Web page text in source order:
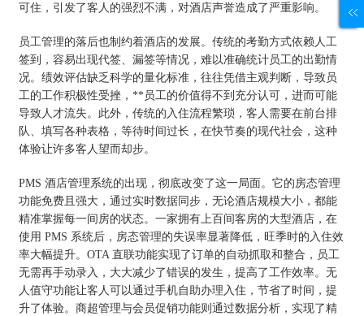
可住，引发了客人的强烈不满，对酒店声誉造成了严重影响。
员工管理的落后也制约着酒店的发展。传统的考勤方式依赖人工
签到，容易出现代签、漏签等情况，难以准确统计员工的出勤情
况。绩效评估缺乏科学的量化标准，往往凭借主观判断，导致员
工的工作积极性受挫，**员工的价值得不到充分认可，进而可能
导致人才流失。此外，传统的入住流程繁琐，客人需要在前台排
队、填写各种表格，等待时间过长，在快节奏的现代社会，这种
体验让许多客人望而却步。
PMS 酒店管理系统的出现，彻底改变了这一局面。它的房态管理
功能免费且强大，通过实时数据同步，无论酒店规模大小，都能
精准掌握每一间房的状态。一家拥有上百间客房的大型酒店，在
使用 PMS 系统后，房态管理的失误率显著降低，旺季时的入住效
率大幅提升。OTA 直联功能实现了订单的自动抓取和整合，员工
无需再手动录入，大大减少了错误的发生，提高了工作效率。无
人值守功能让客人可以通过手机自助办理入住，节省了时间，提
升了体验。商超管理与会员促销功能则通过数据分析，实现了精